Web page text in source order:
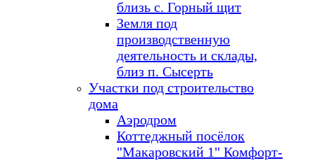
близь с. Горный щит
Земля под
производственную
деятельность и склады,
близ п. Сысерть
Участки под строительство
дома
Аэродром
Коттеджный посёлок
"Макаровский 1" Комфорт-